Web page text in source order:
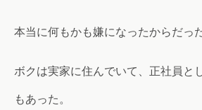
本当に何もかも嫌になったからだった
ボクは実家に住んでいて、正社員と
もあった。